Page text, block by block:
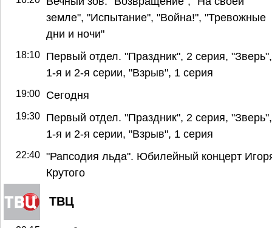
земле", "Испытание", "Война!", "Тревожные
дни и ночи"
18:10
Первый отдел. "Праздник", 2 серия, "Зверь",
1-я и 2-я серии, "Взрыв", 1 серия
19:00 Сегодня
19:30
Первый отдел. "Праздник", 2 серия, "Зверь",
1-я и 2-я серии, "Взрыв", 1 серия
22:40 "Рапсодия льда". Юбилейный концерт
Крутого
ТВЦ